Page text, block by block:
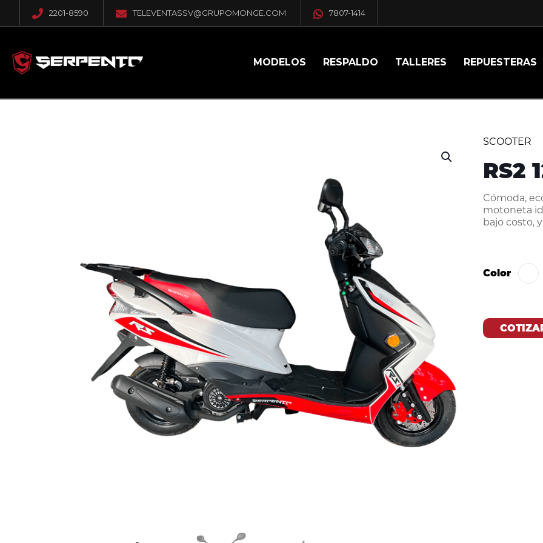
2201-8590 TELEVENTASSV@GRUPOMONGE.COM 7807-1414
MODELOS RESPALDO TALLERES REPUESTERAS
SCOOTER
RS2
Cómoda,
motoneta
bajo costo,
Color